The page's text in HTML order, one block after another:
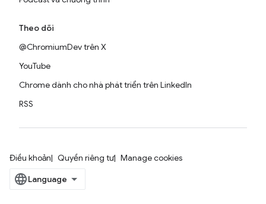
Theo dõi
@ChromiumDev trên X
YouTube
Chrome dành cho nhà phát triển trên LinkedIn
RSS
Điều khoản Quyền riêng tư Manage cookies